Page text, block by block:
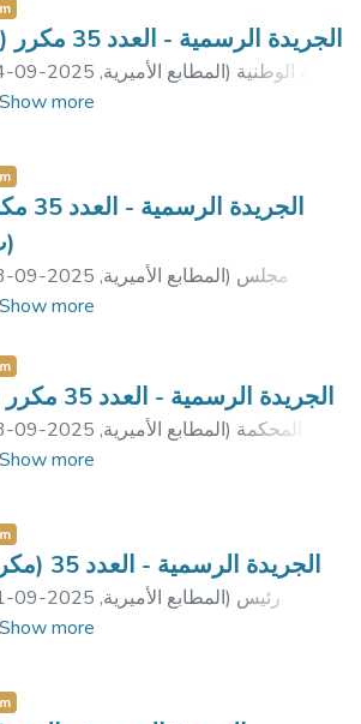
الجريدة الرسمية - العدد 35 مكرر (ج)
المطابع الأميرية,
2025-09-04 ) الهيئة الوطنية
Show more
الجريدة
المطابع الأميرية,
2025-09-03 ) مجلس
Show more
الجريدة الرسمية - العدد 35 مكرر (أ)
المطابع الأميرية,
2025-09-03 ) المحكمة
الدستورية
Show more
الجريدة الرسمية - العدد 35 (مكرر)
المطابع الأميرية,
2025-09-01 ) رئيس
Show more